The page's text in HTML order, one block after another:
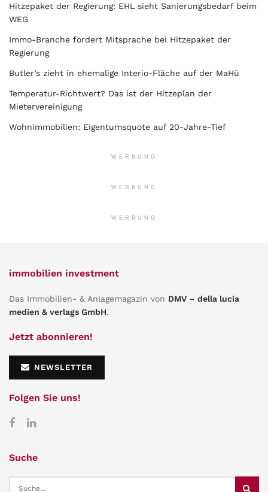
Hitzepaket der Regierung: EHL sieht Sanierungsbedarf beim
WEG
Immo-Branche fordert Mitsprache bei Hitzepaket der
Regierung
Butler’s zieht in ehemalige Interio-Fläche auf der MaHü
Temperatur-Richtwert? Das ist der Hitzeplan der
Mietervereinigung
Wohnimmobilien: Eigentumsquote auf 20-Jahre-Tief
WERBUNG
WERBUNG
WERBUNG
immobilien investment
Das Immobilien- & Anlagemagazin von DMV – della lucia
medien & verlags GmbH.
Jetzt abonnieren!
NEWSLETTER
Folgen Sie uns!
Suche